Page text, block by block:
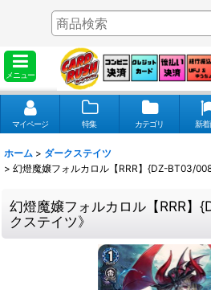
メニュー
マイページ 特集 カテゴリ 新着
ホーム > ダークステイツ
> 幻燈魔嬢フォルカロル【RRR】{DZ-BT03/
幻燈魔嬢フォルカロル【RRR
クステイツ》